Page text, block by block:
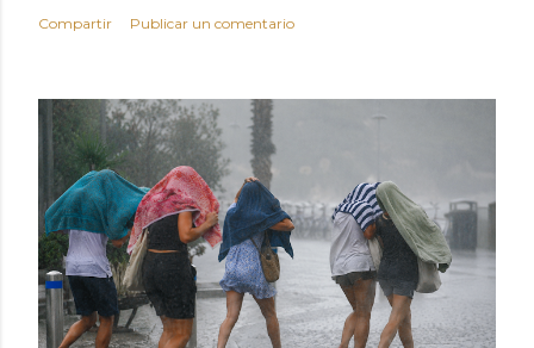
Compartir Publicar un comentario